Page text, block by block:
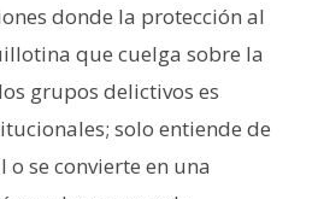
donde la protección al
que cuelga sobre la
grupos delictivos es
solo entiende de
se convierte en una